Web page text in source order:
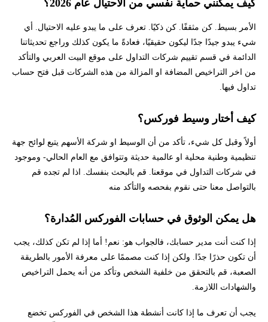
كيف يمكنني حماية نفسي من الاحتيال عام 2026؟
الأمر بسيط. كن مثقفًا. كن ذكيًا. تعرف على ما يبدو عليه الاحتيال. أي
شيء يبدو جيدًا جدًا ليكون حقيقيًا، فعادةً ما يكون كذلك وراجع تحديثاتنا
الدائمة في قسم تقييم شركات التداول على موقع البيت العربي والتأكد
من اخر التراخيص المضافة او المزالة من هذه الشركات قبل فتح حساب
تداول فيها.
كيف أختار وسيط فوركس؟
أولاً وقبل كل شيء، تأكد من أن الوسيط او شركة الأسهم يتبع لوائح جهة
تنظيمية وطنية محلية او عالمية حديثة وتتوافق مع العام الحالي- وموجود
في شركات التداول في موقعنا. قم بالبحث بنفسك. اذا لم تجده قم
بالتواصل معنا حتى نقوم بفحصه والتأكد منه
هل يمكن الوثوق في حسابات الفوركس المُدارة؟
إذا كنت أنت مدير حسابك، فالجواب هو: نعم! أما إذا لم تكن كذلك، يجب
أن تكون حذرًا جدًا. ولكن إذا كنت مصممًا على معرفة الأمور بالطريقة
الصعبة، قم بالتحقق من خلفية الشخص وتأكد من أنه يحمل التراخيص
والشهادات اللازمة.
يجب أن تعرف ما إذا كانت أنشطة هذا الشخص في الفوركس تخضع